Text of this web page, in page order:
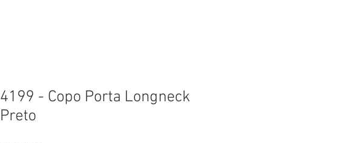
4199 - Copo Porta Longneck
Preto